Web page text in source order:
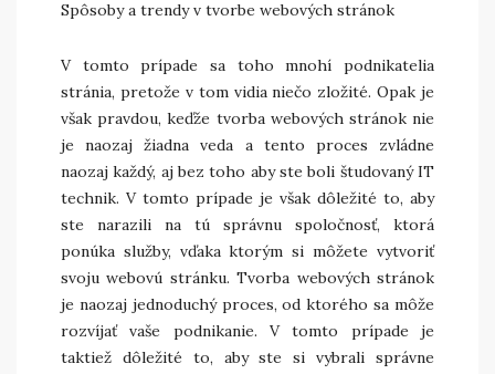
Spôsoby a trendy v tvorbe webových stránok
V tomto prípade sa toho mnohí podnikatelia
stránia, pretože v tom vidia niečo zložité. Opak je
však pravdou, keďže tvorba webových stránok nie
je naozaj žiadna veda a tento proces zvládne
naozaj každý, aj bez toho aby ste boli študovaný IT
technik. V tomto prípade je však dôležité to, aby
ste narazili na tú správnu spoločnosť, ktorá
ponúka služby, vďaka ktorým si môžete vytvoriť
svoju webovú stránku. Tvorba webových stránok
je naozaj jednoduchý proces, od ktorého sa môže
rozvíjať vaše podnikanie. V tomto prípade je
taktiež dôležité to, aby ste si vybrali správne